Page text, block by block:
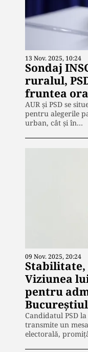
13 Nov. 2025, 10:24
Sondaj
ruralul,
fruntea
AUR și PSD se
pentru alegerile
urban, cât și în…
09 Nov. 2025, 20:24
Stabilitate,
Viziunea
pentru
Candidatul PSD
transmite un
electorală,